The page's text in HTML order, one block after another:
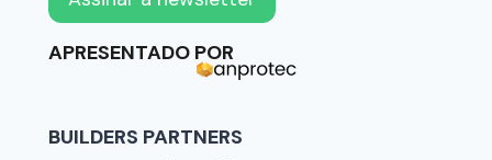
APRESENTADO POR
BUILDERS PARTNERS